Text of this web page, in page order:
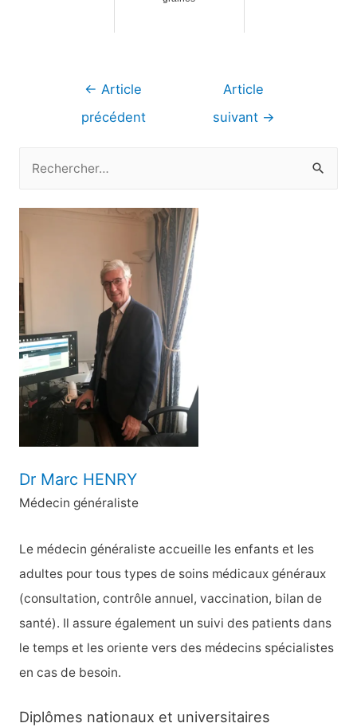
Navigation
← Article
précédent
Article
suivant →
c
h
r
c
h
e
r
Dr Marc HENRY
Médecin généraliste
Le médecin généraliste accueille les enfants et les
adultes pour tous types de soins médicaux généraux
(consultation, contrôle annuel, vaccination, bilan de
santé). Il assure également un suivi des patients dans
le temps et les oriente vers des médecins spécialistes
en cas de besoin.
Diplômes nationaux et universitaires